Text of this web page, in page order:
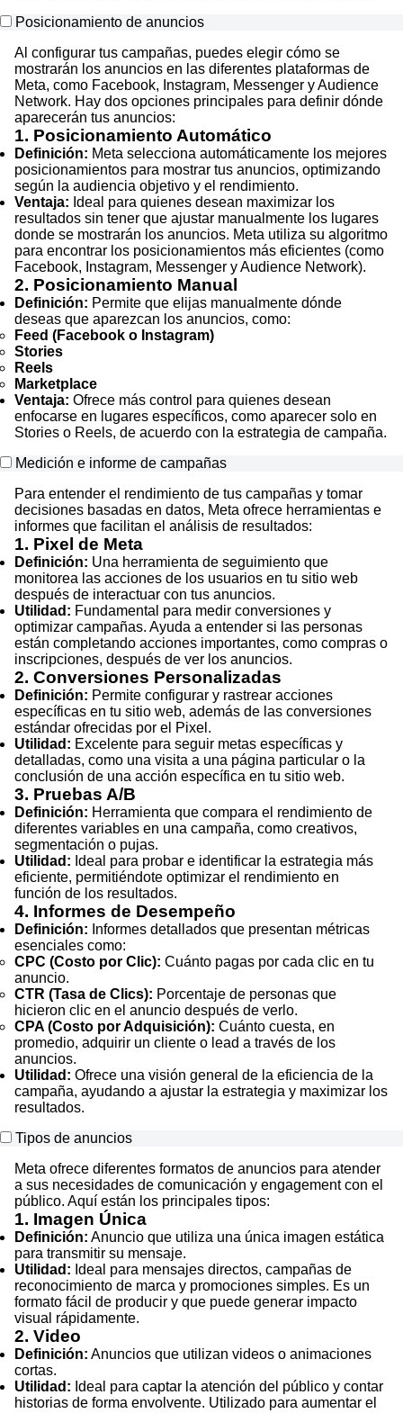
Posicionamiento de anuncios
Al configurar tus campañas, puedes elegir cómo se
mostrarán los anuncios en las diferentes plataformas de
Meta, como Facebook, Instagram, Messenger y Audience
Network. Hay dos opciones principales para definir dónde
aparecerán tus anuncios:
1. Posicionamiento Automático
Definición: Meta selecciona automáticamente los mejores
posicionamientos para mostrar tus anuncios, optimizando
según la audiencia objetivo y el rendimiento.
Ventaja: Ideal para quienes desean maximizar los
resultados sin tener que ajustar manualmente los lugares
donde se mostrarán los anuncios. Meta utiliza su algoritmo
para encontrar los posicionamientos más eficientes (como
Facebook, Instagram, Messenger y Audience Network).
2. Posicionamiento Manual
Definición: Permite que elijas manualmente dónde
deseas que aparezcan los anuncios, como:
Feed (Facebook o Instagram)
Stories
Reels
Marketplace
Ventaja: Ofrece más control para quienes desean
enfocarse en lugares específicos, como aparecer solo en
Stories o Reels, de acuerdo con la estrategia de campaña.
Medición e informe de campañas
Para entender el rendimiento de tus campañas y tomar
decisiones basadas en datos, Meta ofrece herramientas e
informes que facilitan el análisis de resultados:
1. Pixel de Meta
Definición: Una herramienta de seguimiento que
monitorea las acciones de los usuarios en tu sitio web
después de interactuar con tus anuncios.
Utilidad: Fundamental para medir conversiones y
optimizar campañas. Ayuda a entender si las personas
están completando acciones importantes, como compras o
inscripciones, después de ver los anuncios.
2. Conversiones Personalizadas
Definición: Permite configurar y rastrear acciones
específicas en tu sitio web, además de las conversiones
estándar ofrecidas por el Pixel.
Utilidad: Excelente para seguir metas específicas y
detalladas, como una visita a una página particular o la
conclusión de una acción específica en tu sitio web.
3. Pruebas A/B
Definición: Herramienta que compara el rendimiento de
diferentes variables en una campaña, como creativos,
segmentación o pujas.
Utilidad: Ideal para probar e identificar la estrategia más
eficiente, permitiéndote optimizar el rendimiento en
función de los resultados.
4. Informes de Desempeño
Definición: Informes detallados que presentan métricas
esenciales como:
CPC (Costo por Clic): Cuánto pagas por cada clic en tu
anuncio.
CTR (Tasa de Clics): Porcentaje de personas que
hicieron clic en el anuncio después de verlo.
CPA (Costo por Adquisición): Cuánto cuesta, en
promedio, adquirir un cliente o lead a través de los
anuncios.
Utilidad: Ofrece una visión general de la eficiencia de la
campaña, ayudando a ajustar la estrategia y maximizar los
resultados.
Tipos de anuncios
Meta ofrece diferentes formatos de anuncios para atender
a sus necesidades de comunicación y engagement con el
público. Aquí están los principales tipos:
1. Imagen Única
Definición: Anuncio que utiliza una única imagen estática
para transmitir su mensaje.
Utilidad: Ideal para mensajes directos, campañas de
reconocimiento de marca y promociones simples. Es un
formato fácil de producir y que puede generar impacto
visual rápidamente.
2. Video
Definición: Anuncios que utilizan videos o animaciones
cortas.
Utilidad: Ideal para captar la atención del público y contar
historias de forma envolvente. Utilizado para aumentar el